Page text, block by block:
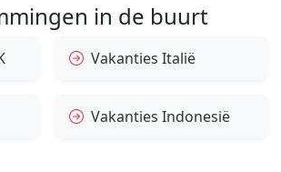
in de buurt
Vakanties Italië
Vakanties Indonesië